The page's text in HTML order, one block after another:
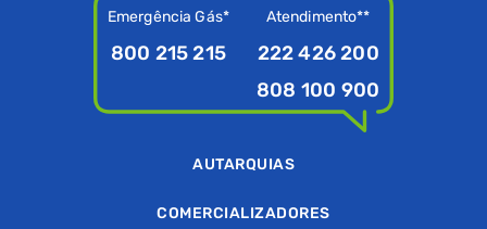
Emergência Gás*
800 215 215
Atendimento**
222 426 200
808 100 900
AUTARQUIAS
COMERCIALIZADORES